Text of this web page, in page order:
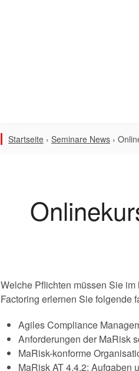
Startseite › Seminare News ›
Welche Pflichten müssen Sie
Factoring erlernen Sie folgende
Agiles Compliance
Anforderungen der MaRisk
MaRisk-konforme
MaRisk AT 4.4.2: Aufgaben